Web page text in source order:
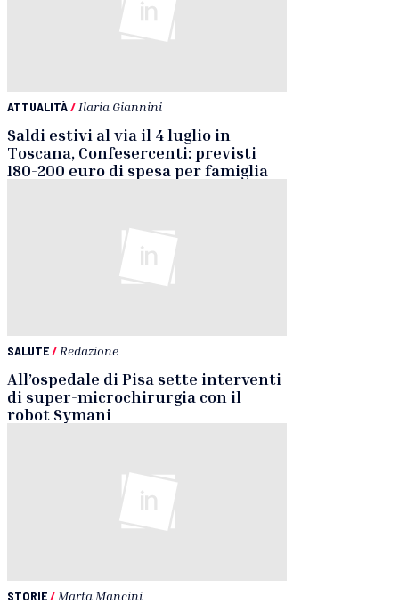
ATTUALITÀ/ Ilaria Giannini
Saldi estivi al via il 4 luglio in
Toscana, Confesercenti: previsti
180-200 euro di spesa per famiglia
SALUTE/ Redazione
All’ospedale di Pisa sette interventi
di super-microchirurgia con il
robot Symani
STORIE/ Marta Mancini